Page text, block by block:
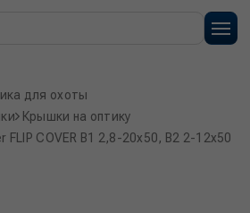
для охоты
Крышки на оптику
FLIP COVER B1 2,8-20x50, B2 2-12x50